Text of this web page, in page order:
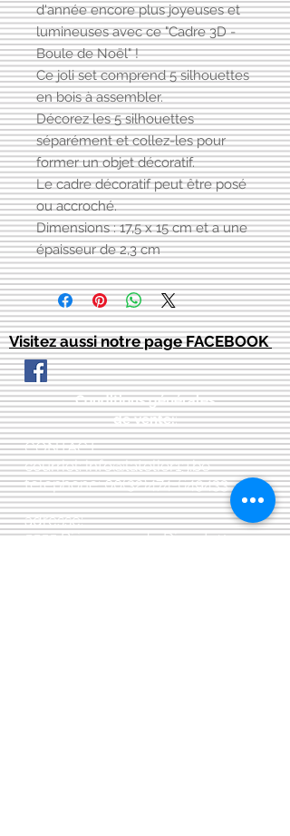
d'année encore plus joyeuses et
lumineuses avec ce "Cadre 3D -
Boule de Noël" !
Ce joli set comprend 5 silhouettes
en bois à assembler.
Décorez les 5 silhouettes
séparément et collez-les pour
former un objet décoratif.
Le cadre décoratif peut être posé
ou accroché.
Dimensions : 17,5 x 15 cm et a une
épaisseur de 2,3 cm
Visitez aussi notre page FACEBOOK
Conditions générales
de vente::
CONTACT:
courriel:info@latelier13.be
téléphone:00(32)474-649433
adresse:
5555 Bièvre, rue de Dinant 41